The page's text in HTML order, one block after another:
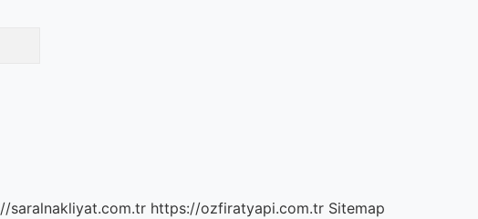
saralnakliyat.com.tr https://ozfiratyapi.com.tr Sitemap